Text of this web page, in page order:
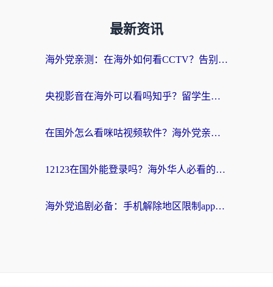
最新资讯
海外党亲测：在海外如何看CCTV？告别“仅限大陆播放”的实用指南
央视影音在海外可以看吗知乎？留学生亲测：3步解决地域限制+追剧自由
在国外怎么看咪咕视频软件？海外党亲测有效的回国加速方案
12123在国外能登录吗？海外华人必看的回国加速实用指南
海外党追剧必备：手机解除地区限制app怎么选？解决央视视频&国内剧地区限制全指南